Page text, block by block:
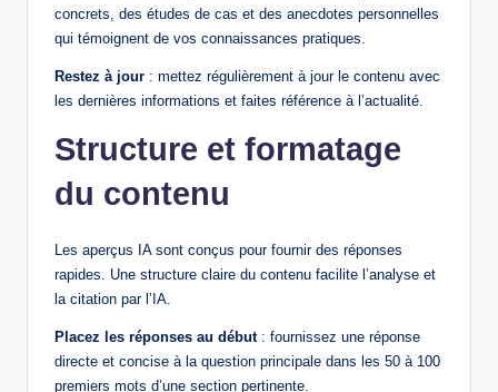
concrets, des études de cas et des anecdotes personnelles
qui témoignent de vos connaissances pratiques.
Restez à jour : mettez régulièrement à jour le contenu avec
les dernières informations et faites référence à l’actualité.
Structure et formatage
du contenu
Les aperçus IA sont conçus pour fournir des réponses
rapides. Une structure claire du contenu facilite l’analyse et
la citation par l’IA.
Placez les réponses au début: fournissez une réponse
directe et concise à la question principale dans les 50 à 100
premiers mots d’une section pertinente.